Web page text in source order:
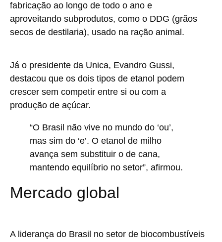
fabricação ao longo de todo o ano e
aproveitando subprodutos, como o DDG (grãos
secos de destilaria), usado na ração animal.
Já o presidente da Unica, Evandro Gussi,
destacou que os dois tipos de etanol podem
crescer sem competir entre si ou com a
produção de açúcar.
“O Brasil não vive no mundo do ‘ou’,
mas sim do ‘e’. O etanol de milho
avança sem substituir o de cana,
mantendo equilíbrio no setor”, afirmou.
Mercado global
A liderança do Brasil no setor de biocombustíveis